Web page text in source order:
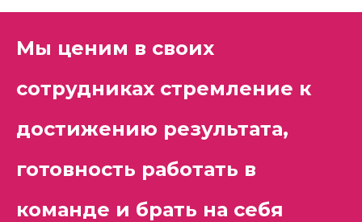
Мы ценим в своих
сотрудниках стремление к
достижению результата,
готовность работать в
команде и брать на себя